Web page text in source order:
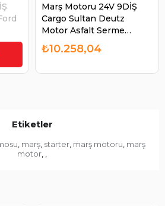
Marş Motoru 24V 9DİŞ
Cargo Sultan Deutz
Motor Asfalt Serme
Makinesi Finişer Ford
Cargo STR8043
₺10.258,04
Etiketler
marş starter marş motoru marş
motor